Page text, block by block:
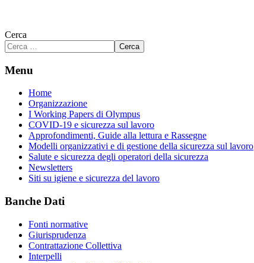
Cerca
Cerca
Menu
Home
Organizzazione
I Working Papers di Olympus
COVID-19 e sicurezza sul lavoro
Approfondimenti, Guide alla lettura e Rassegne
Modelli organizzativi e di gestione della sicurezza sul lavoro
Salute e sicurezza degli operatori della sicurezza
Newsletters
Siti su igiene e sicurezza del lavoro
Banche Dati
Fonti normative
Giurisprudenza
Contrattazione Collettiva
Interpelli